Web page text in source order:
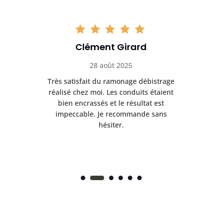
Clément Girard
28 août 2025
Très satisfait du ramonage débistrage
réalisé chez moi. Les conduits étaient
bien encrassés et le résultat est
impeccable. Je recommande sans
hésiter.